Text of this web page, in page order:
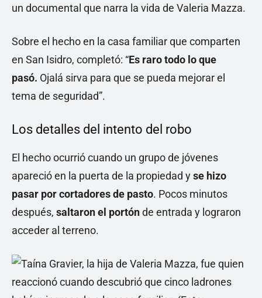
un documental que narra la vida de Valeria Mazza.
Sobre el hecho en la casa familiar que comparten
en San Isidro, completó: “Es raro todo lo que
pasó. Ojalá sirva para que se pueda mejorar el
tema de seguridad”.
Los detalles del intento del robo
El hecho ocurrió cuando un grupo de jóvenes
apareció en la puerta de la propiedad yse hizo
pasar por cortadores de pasto. Pocos minutos
después, saltaron el portónde entrada y lograron
acceder al terreno.